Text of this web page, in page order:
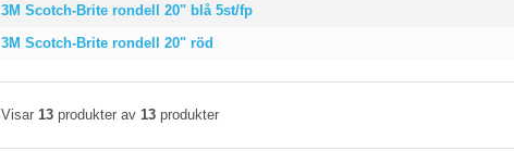
3M Scotch-Brite rondell 20" blå 5st/fp
3M Scotch-Brite rondell 20" röd
Visar 13 produkter av 13 produkter